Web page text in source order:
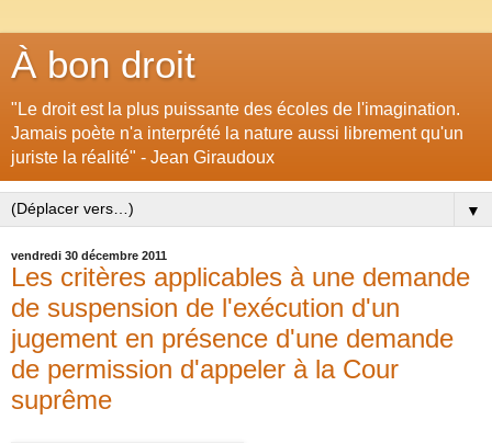
À bon droit
"Le droit est la plus puissante des écoles de l'imagination.
Jamais poète n'a interprété la nature aussi librement qu'un
juriste la réalité" - Jean Giraudoux
▼
vendredi 30 décembre 2011
Les critères applicables à une demande
de suspension de l'exécution d'un
jugement en présence d'une demande
de permission d'appeler à la Cour
suprême